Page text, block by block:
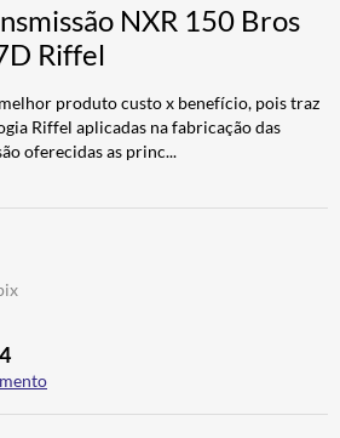
NXR 150 Bros
Riffel
produto custo x benefício, pois traz
Riffel aplicadas na fabricação das
oferecidas as princ...